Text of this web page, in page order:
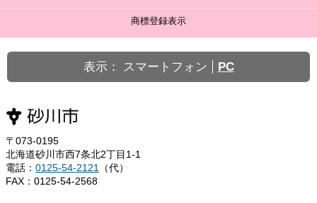
商標登録表示
表示： スマートフォン PC
〒073-0195
北海道砂川市西7条北2丁目1-1
電話： 0125-54-2121
（代）
FAX：0125-54-2568